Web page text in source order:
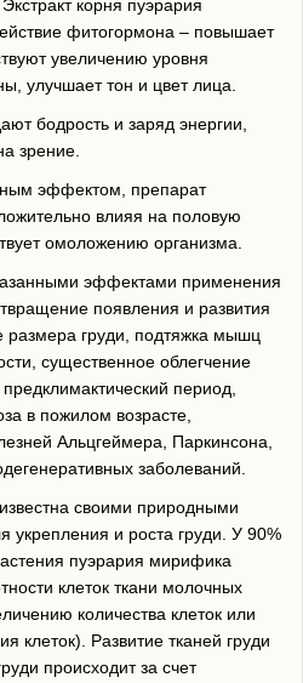
корня пуэрария
фитогормона – повышает
увеличению уровня
улучшает тон и цвет лица.
бодрость и заряд энергии,
зрение.
эффектом, препарат
влияя на половую
омоложению организма.
эффектами применения
появления и развития
размера груди, подтяжка мышц
существенное облегчение
период,
в пожилом возрасте,
Альцгеймера, Паркинсона,
заболеваний.
своими природными
укрепления и роста груди. У 90%
пуэрария мирифика
клеток ткани молочных
количества клеток или
клеток). Развитие тканей груди
происходит за счет